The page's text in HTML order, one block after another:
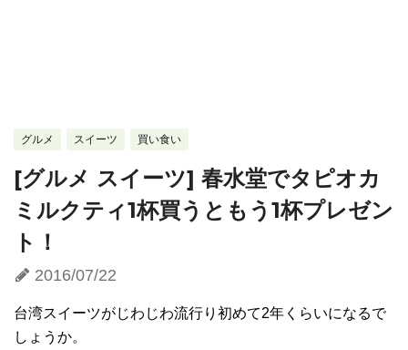
グルメ スイーツ 買い食い
[グルメ スイーツ] 春水堂でタピオカ
ミルクティ1杯買うともう1杯プレゼン
ト！
2016/07/22
台湾スイーツがじわじわ流行り初めて2年くらいになるで
しょうか。